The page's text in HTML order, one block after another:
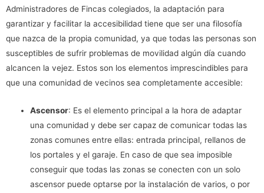
Administradores de Fincas colegiados, la adaptación para
garantizar y facilitar la accesibilidad tiene que ser una filosofía
que nazca de la propia comunidad, ya que todas las personas son
susceptibles de sufrir problemas de movilidad algún día cuando
alcancen la vejez. Estos son los elementos imprescindibles para
que una comunidad de vecinos sea completamente accesible:
Ascensor: Es el elemento principal a la hora de adaptar
una comunidad y debe ser capaz de comunicar todas las
zonas comunes entre ellas: entrada principal, rellanos de
los portales y el garaje. En caso de que sea imposible
conseguir que todas las zonas se conecten con un solo
ascensor puede optarse por la instalación de varios, o por